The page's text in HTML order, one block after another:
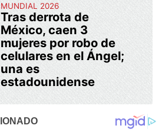
MUNDIAL 2026
Tras derrota de
México, caen 3
mujeres por robo de
celulares en el Ángel;
una es
estadounidense